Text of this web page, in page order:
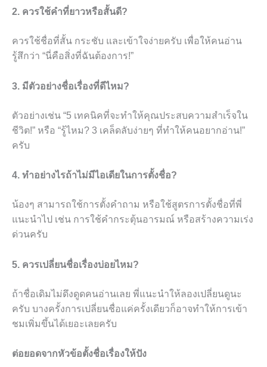
2. ควรใช้คำที่ยาวหรือสั้นดี?
ควรใช้ชื่อที่สั้น กระชับ และเข้าใจง่ายครับ เพื่อให้คนอ่าน
รู้สึกว่า “นี่คือสิ่งที่ฉันต้องการ!”
3. มีตัวอย่างชื่อเรื่องที่ดีไหม?
ตัวอย่างเช่น “5 เทคนิคที่จะทำให้คุณประสบความสำเร็จใน
ชีวิต!” หรือ “รู้ไหม? 3 เคล็ดลับง่ายๆ ที่ทำให้คนอยากอ่าน!”
ครับ
4. ทำอย่างไรถ้าไม่มีไอเดียในการตั้งชื่อ?
น้องๆ สามารถใช้การตั้งคำถาม หรือใช้สูตรการตั้งชื่อที่พี่
แนะนำไป เช่น การใช้คำกระตุ้นอารมณ์ หรือสร้างความเร่ง
ด่วนครับ
5. ควรเปลี่ยนชื่อเรื่องบ่อยไหม?
ถ้าชื่อเดิมไม่ดึงดูดคนอ่านเลย พี่แนะนำให้ลองเปลี่ยนดูนะ
ครับ บางครั้งการเปลี่ยนชื่อแค่ครั้งเดียวก็อาจทำให้การเข้า
ชมเพิ่มขึ้นได้เยอะเลยครับ
ต่อยอดจากหัวข้อตั้งชื่อเรื่องให้ปัง